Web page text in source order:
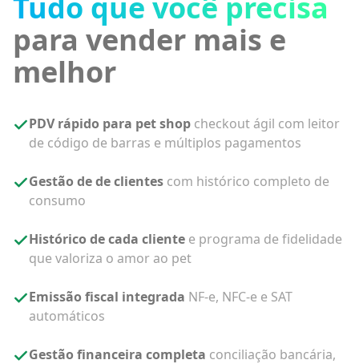
para vender mais e
melhor
PDV rápido para pet shop checkout ágil com leitor
de código de barras e múltiplos pagamentos
Gestão de de clientes com histórico completo de
consumo
Histórico de cada cliente e programa de fidelidade
que valoriza o amor ao pet
Emissão fiscal integrada NF-e, NFC-e e SAT
automáticos
Gestão financeira completa conciliação bancária,